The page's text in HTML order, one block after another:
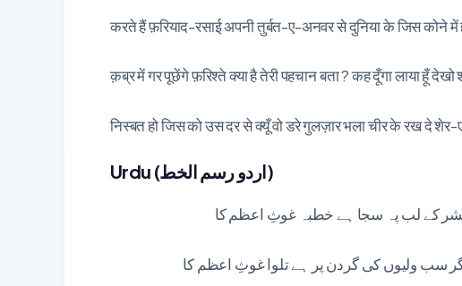
करते हैं फ़रियाद-रसाई अपनी तुर्बत-ए-अनवर से दुनिया के जिस कोने
क़ब्र में गर पूछेंगे फ़रिश्ते क्या है तेरी पहचान बता ? कह दूँगा लाया हूँ
निस्बत हो जिस को उस दर से क्यूँ वो डरे गुलज़ार भला चीर के रख दे
Urdu (اردو رسم الخط)
بشر کے لب پہ سجا ہے خطبہ غوثِ اعظم کا
سب ولیوں کی گردن پر ہے تلوا غوثِ اعظم کا